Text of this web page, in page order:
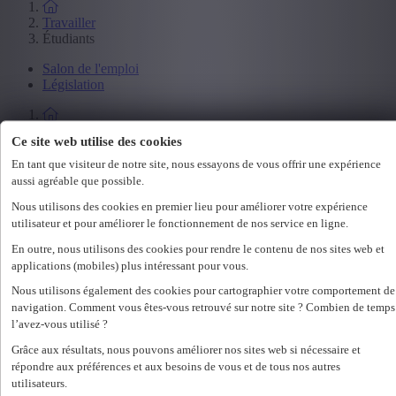
Ce site web utilise des cookies
En tant que visiteur de notre site, nous essayons de vous offrir une expérience
aussi agréable que possible.
Nous utilisons des cookies en premier lieu pour améliorer votre expérience
utilisateur et pour améliorer le fonctionnement de nos service en ligne.
En outre, nous utilisons des cookies pour rendre le contenu de nos sites web et
applications (mobiles) plus intéressant pour vous.
Nous utilisons également des cookies pour cartographier votre comportement de
navigation. Comment vous êtes-vous retrouvé sur notre site ? Combien de temps
l’avez-vous utilisé ?
Grâce aux résultats, nous pouvons améliorer nos sites web si nécessaire et
répondre aux préférences et aux besoins de vous et de tous nos autres
utilisateurs.
Travailler
Étudiants
Salon de l'emploi
Législation
Spécialisations
Office
Technicum
Customer Care
Accounting & Finance
Construct
Employeur
Nos services RH
Assessments
Flexi-jobs
Projectsourcing